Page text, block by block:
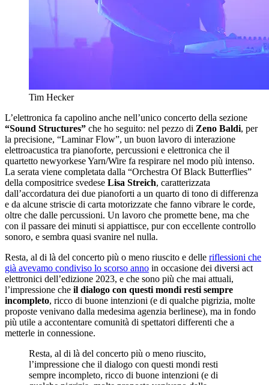
Tim Hecker
L’elettronica fa capolino anche nell’unico concerto della sezione
“Sound Structures” che ho seguito: nel pezzo di Zeno Baldi, per
la precisione, “Laminar Flow”, un buon lavoro di interazione
elettroacustica tra pianoforte, percussioni e elettronica che il
quartetto newyorkese Yarn/Wire fa respirare nel modo più intenso.
La serata viene completata dalla “Orchestra Of Black Butterflies”
della compositrice svedese Lisa Streich, caratterizzata
dall’accordatura dei due pianoforti a un quarto di tono di differenza
e da alcune striscie di carta motorizzate che fanno vibrare le corde,
oltre che dalle percussioni. Un lavoro che promette bene, ma che
con il passare dei minuti si appiattisce, pur con eccellente controllo
sonoro, e sembra quasi svanire nel nulla.
Resta, al di là del concerto più o meno riuscito e delle riflessioni che
già avevamo condiviso lo scorso anno in occasione dei diversi act
elettronici dell’edizione 2023, e che sono più che mai attuali,
l’impressione che il dialogo con questi mondi resti sempre
incompleto, ricco di buone intenzioni (e di qualche pigrizia, molte
proposte venivano dalla medesima agenzia berlinese), ma in fondo
più utile a accontentare comunità di spettatori differenti che a
metterle in connessione.
Resta, al di là del concerto più o meno riuscito,
l’impressione che il dialogo con questi mondi resti
sempre incompleto, ricco di buone intenzioni (e di